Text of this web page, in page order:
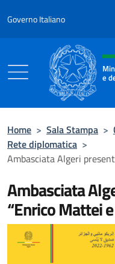
Governo Italiano
Intestazione
e
Home > Sala Stampa >
Rete diplomatica >
Ambasciata Algeri
Ambasciata
“Enrico Mattei